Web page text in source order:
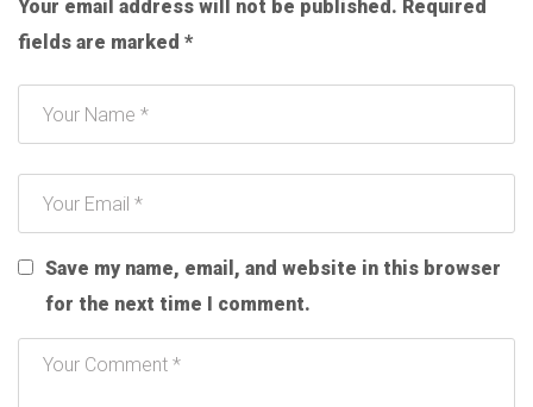
Your email address will not be published. Required
fields are marked *
Save my name, email, and website in this browser
for the next time I comment.